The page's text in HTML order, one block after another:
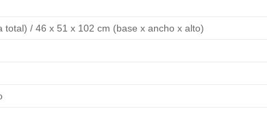
total) / 46 x 51 x 102 cm (base x ancho x alto)